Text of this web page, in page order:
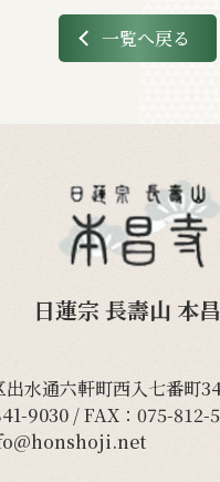
一覧へ戻る
日蓮宗 長壽山 本
出水通六軒町西入七番町
9030/ FAX：075-812-